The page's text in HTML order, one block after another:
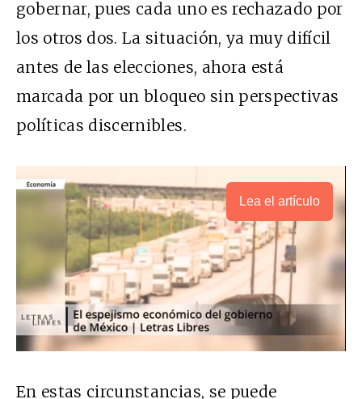
gobernar, pues cada uno es rechazado por
los otros dos. La situación, ya muy difícil
antes de las elecciones, ahora está
marcada por un bloqueo sin perspectivas
políticas discernibles.
Lea el artículo
En estas circunstancias, se puede